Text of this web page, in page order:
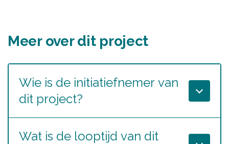
Meer over dit project
Wie is de initiatiefnemer van
dit project?
Wat is de looptijd van dit